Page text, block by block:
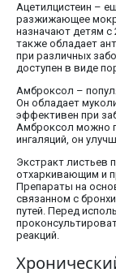
Ацетилцистеин –
разжижающее
назначают детям с
также обладает
при различных
доступен в виде
Амброксол –
Он обладает
эффективен при
Амброксол можно
ингаляций, он
Экстракт листьев
отхаркивающим и
Препараты на
связанном с
путей. Перед
реакций.